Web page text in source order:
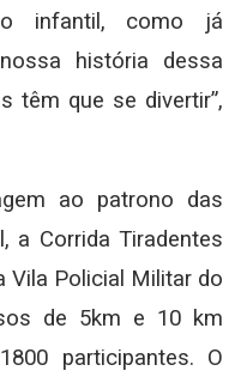
infantil, como já
história dessa
têm que se divertir”,
ao patrono das
a Corrida Tiradentes
Vila Policial Militar do
de 5km e 10 km
participantes. O